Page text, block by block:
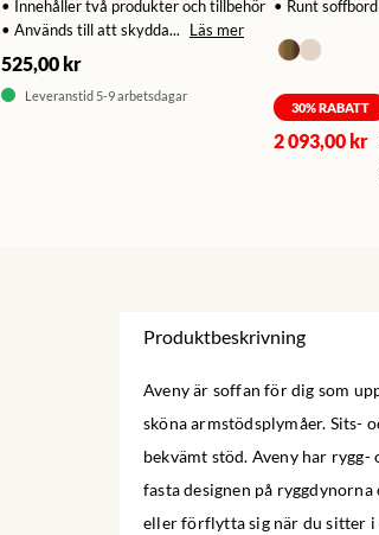
• Innehåller två produkter och tillbehör
• Används till att skydda...
Läs mer
525,00 kr
Leveranstid 5-9 arbetsdagar
• Runt
30% RABATT
2 093,00 kr
Produktbeskrivning
Aveny är soffan för dig som
sköna armstödsplymåer. Sits-
bekvämt stöd. Aveny har
fasta designen på
eller förflytta sig när du sitter i